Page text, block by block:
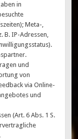
in
Meta-,
B. IP-Adressen,
und
von
via Online-
und
(Art. 6 Abs. 1 S.